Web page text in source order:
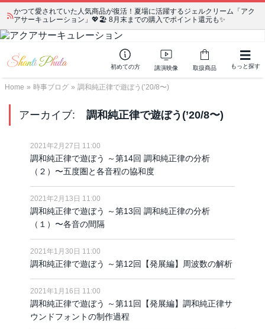
かつて愛されていた人気商品が復活！夏場に活躍するジェルクリーム「アク
アサーキュレーション」💖🏖️ 8月末までの購入でポイント還元も✨
初めての方 講演映像 取扱商品 もっと探す
Home » 時事ブログ » 調和純正律で遊ぼう(’20/8〜)
アーカイブ: 調和純正律で遊ぼう(’20/8〜)
2021年2月27日 11:00
調和純正律で遊ぼう ～第14回 調和純正律の分析
（２）〜五度圏と各音程の協和度
2021年2月13日 11:00
調和純正律で遊ぼう ～第13回 調和純正律の分析
（１）〜各音の間隔
2021年1月30日 11:00
調和純正律で遊ぼう ～第12回【発展編】周波数の解析
2021年1月16日 11:00
調和純正律で遊ぼう ～第11回【発展編】調和純正律サ
ウンドフォントの制作過程